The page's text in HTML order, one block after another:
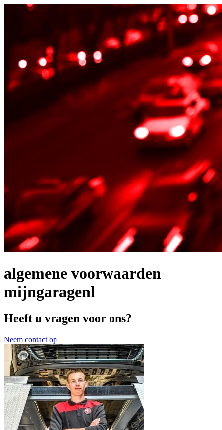
algemene voorwaarden
mijngaragenl
Heeft u vragen voor ons?
Neem contact op